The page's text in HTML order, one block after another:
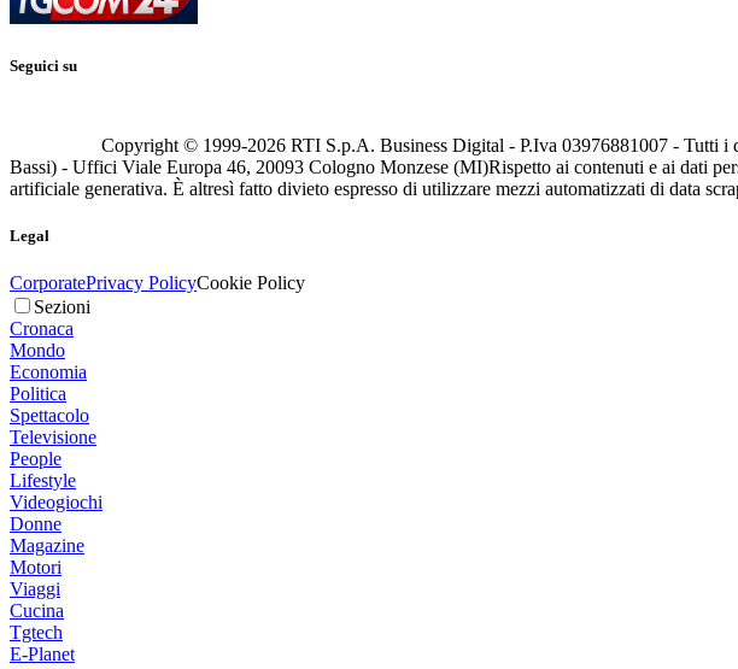
Seguici su
Copyright © 1999-2026 RTI S.p.A. Business Digital - P.Iva 03976881007 - Tutti
Bassi) - Uffici Viale Europa 46, 20093 Cologno Monzese (MI)Rispetto ai contenuti e ai dati
artificiale generativa. È altresì fatto divieto espresso di utilizzare mezzi automatizzati di data
Legal
CorporatePrivacy PolicyCookie Policy
Sezioni
Cronaca
Mondo
Economia
Politica
Spettacolo
Televisione
People
Lifestyle
Videogiochi
Donne
Magazine
Motori
Viaggi
Cucina
Tgtech
E-Planet